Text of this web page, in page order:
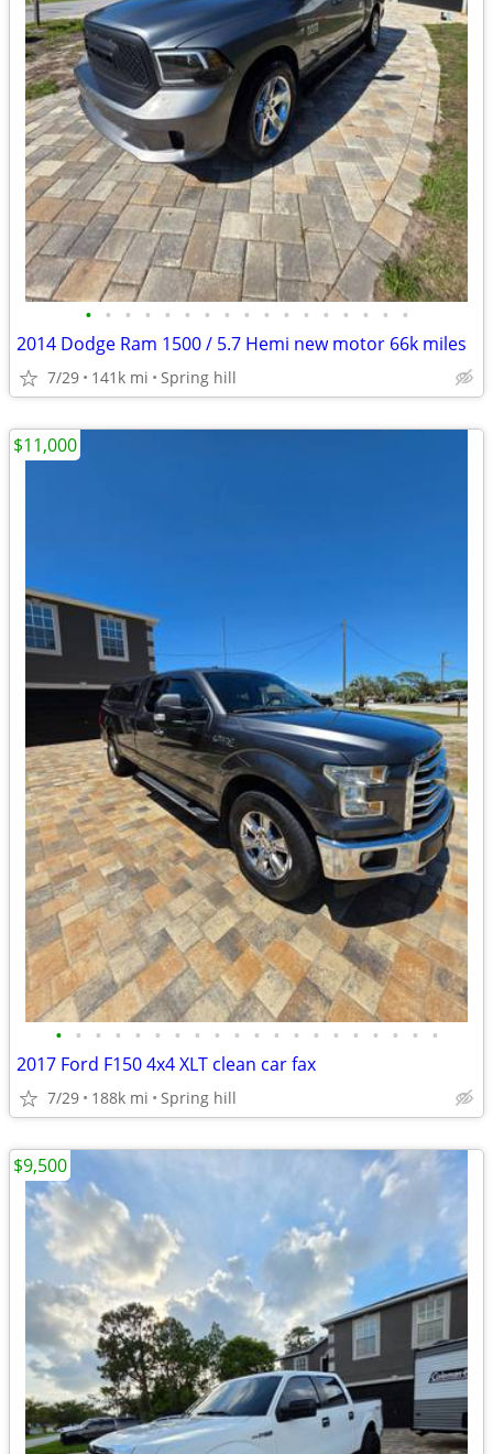
• • • • • • • • • • • • • • • • •
2014 Dodge Ram 1500 / 5.7 Hemi new motor 66k miles
7/29 141k mi Spring hill
• • • • • • • • • • • • • • • • • • • •
2017 Ford F150 4x4 XLT clean car fax
7/29 188k mi Spring hill
$11,000
$9,500